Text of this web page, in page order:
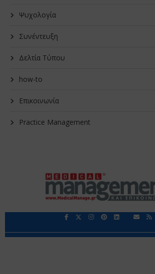
Ψυχολογία
Συνέντευξη
Δελτία Τύπου
how-to
Επικοινωνία
Practice Management